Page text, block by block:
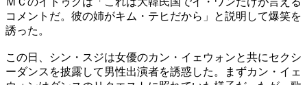
コメントだ。彼の姉がキム・テヒだから」と説明して爆笑を
誘った。
この日、シン・スジは女優のカン・イェウォンと共にセクシ
ーダンスを披露して男性出演者を誘惑した。まずカン・イェ